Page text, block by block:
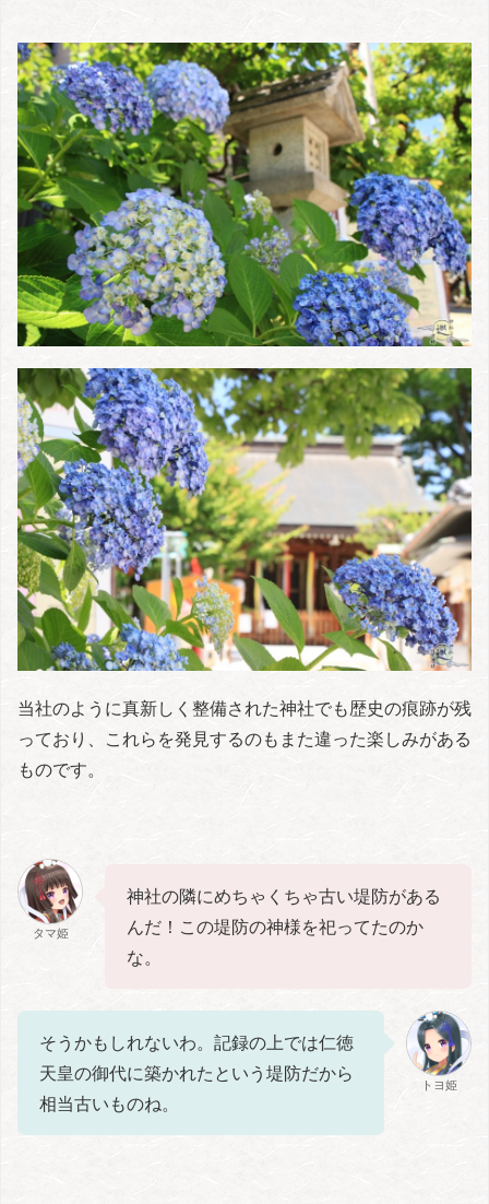
当社のように真新しく整備された神社でも歴史の痕跡が残
っており、これらを発見するのもまた違った楽しみがある
ものです。
タマ姫
神社の隣にめちゃくちゃ古い堤防がある
んだ！この堤防の神様を祀ってたのか
な。
そうかもしれないわ。記録の上では仁徳
天皇の御代に築かれたという堤防だから
相当古いものね。
トヨ姫